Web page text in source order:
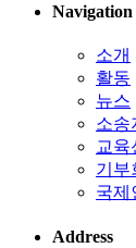
Navigation
소개
활동
뉴스
소송
교육
기부
국제
Address